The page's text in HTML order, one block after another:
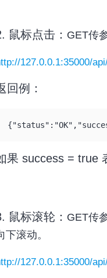
鼠标点击： GET传
127.0.0.1:35000/
回例：
果 success = true
鼠标滚轮： GET传
下滚动。
127.0.0.1:35000/